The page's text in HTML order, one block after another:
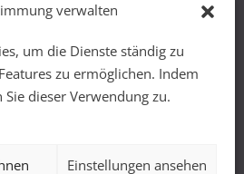
verwalten
um die Dienste ständig zu
zu ermöglichen. Indem
dieser Verwendung zu.
Einstellungen ansehen